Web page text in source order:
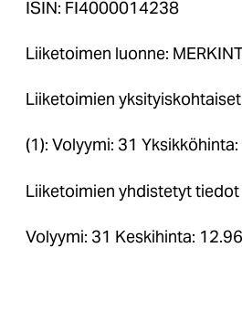
ISIN: FI4000014238
Liiketoimen luonne:
Liiketoimien
(1): Volyymi: 31
Liiketoimien yhdistetyt tiedot
Volyymi: 31 Keskihinta: